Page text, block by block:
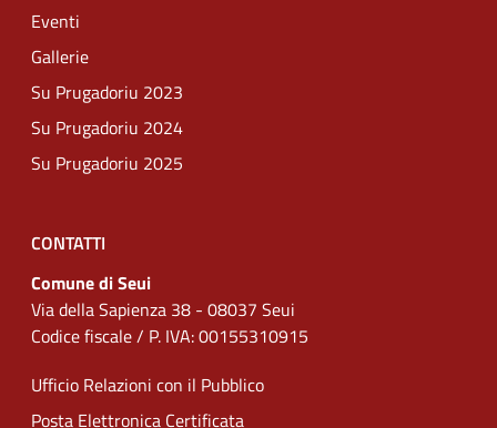
Eventi
Gallerie
Su Prugadoriu 2023
Su Prugadoriu 2024
Su Prugadoriu 2025
CONTATTI
Comune di Seui
Via della Sapienza 38 - 08037 Seui
Codice fiscale / P. IVA: 00155310915
Ufficio Relazioni con il Pubblico
Posta Elettronica Certificata